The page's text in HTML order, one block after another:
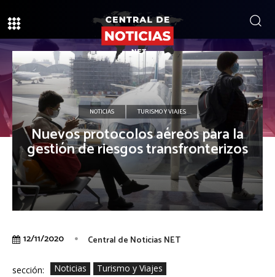
NOTICIAS TURISMO Y VIAJES
Nuevos protocolos aéreos para la
gestión de riesgos transfronterizos
12/11/2020 Central de Noticias NET
sección: Noticias Turismo y Viajes